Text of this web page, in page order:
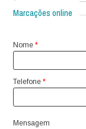
Marcações online
Nome*
Telefone*
Mensagem